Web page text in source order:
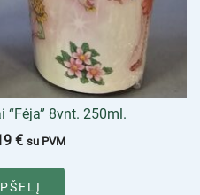
8vnt. 250ml.
€ su PVM